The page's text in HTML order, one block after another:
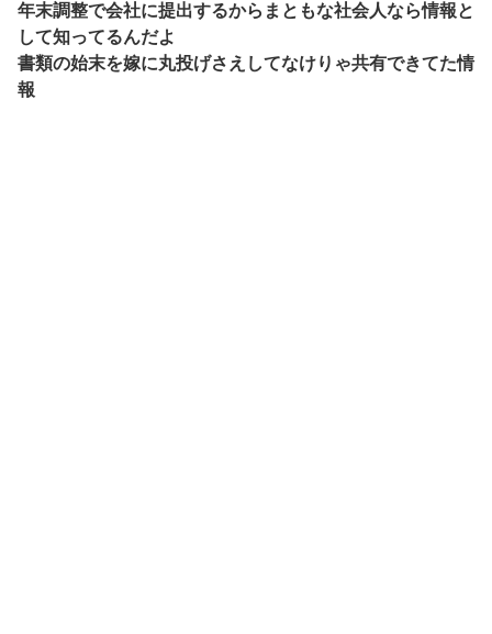
年末調整で会社に提出するからまともな社会人なら情報と
して知ってるんだよ
書類の始末を嫁に丸投げさえしてなけりゃ共有できてた情
報